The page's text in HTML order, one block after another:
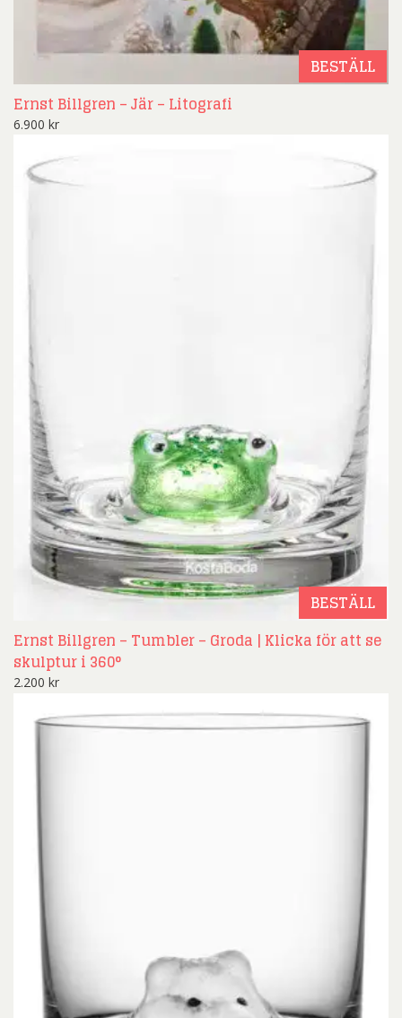
BESTÄLL
Ernst Billgren – Jär – Litografi
6.900 kr
BESTÄLL
Ernst Billgren – Tumbler – Groda | Klicka för att se
skulptur i 360°
2.200 kr